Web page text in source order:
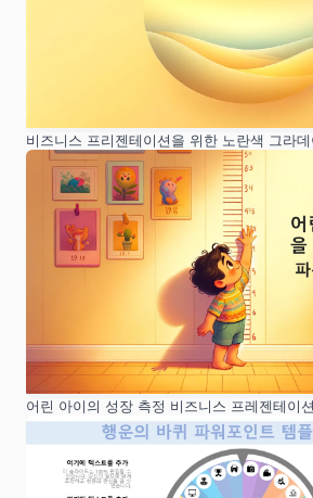
비즈니스 프리젠테이션을 위한 노란색 그라
어린 아이의 성장 측정 비즈니스 프레젠테이